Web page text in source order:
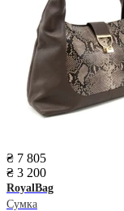
₴ 7 805
₴ 3 200
RoyalBag
Сумка